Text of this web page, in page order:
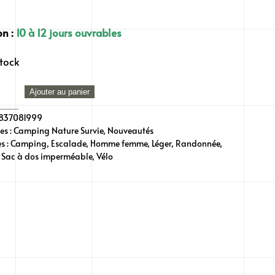
: 10 à 12 jours ouvrables
Ajouter au panier
:Camping Nature Survie, Nouveautés
:Camping, Escalade, Homme femme, Léger, Randonnée,
Sac à dos imperméable,Vélo